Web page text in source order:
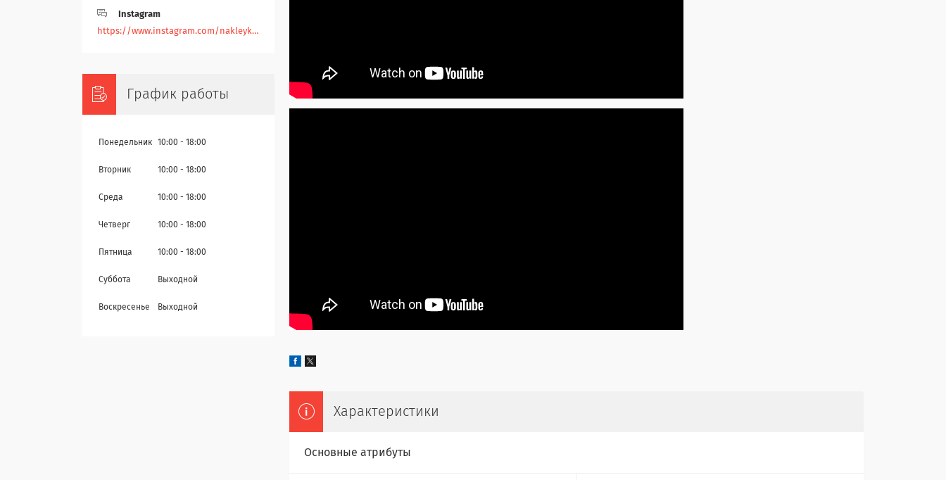
Характеристики
Основные атрибуты
Instagram
https://www.instagram.com/nakleyka/
График работы
Понедельник 10:00 18:00
Вторник 10:00 18:00
Среда 10:00 18:00
Четверг 10:00 18:00
Пятница 10:00 18:00
Суббота Выходной
Воскресенье Выходной